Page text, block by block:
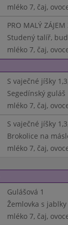
mléko 7, čaj,
PRO MALÝ
Studený talíř,
mléko 7, čaj,
S vaječné jíšky
Segedínský
mléko 7, čaj,
S vaječné jíšky
Brokolice na
mléko 7, čaj,
Gulášová 1
Žemlovka s
mléko 7, čaj,